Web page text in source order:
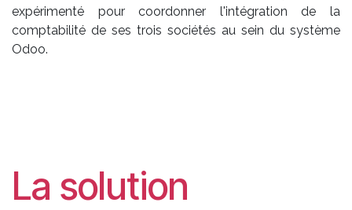
expérimenté pour coordonner l'intégration de la
comptabilité de ses trois sociétés au sein du système
Odoo.
La solution